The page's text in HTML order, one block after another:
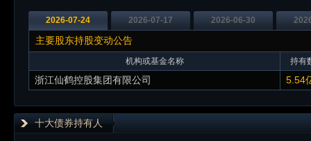
2026-07-24 2026-07-17 2026-06-30
主要股东持股变动公告
机构或基金名称 持有
浙江仙鹤控股集团有限公司 5.54
十大债券持有人